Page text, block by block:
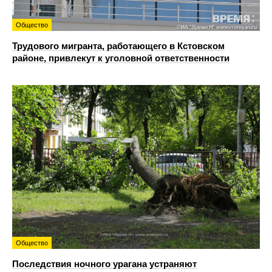
Общество
Трудового мигранта, работающего в Кстовском
районе, привлекут к уголовной ответственности
Общество
Последствия ночного урагана устраняют